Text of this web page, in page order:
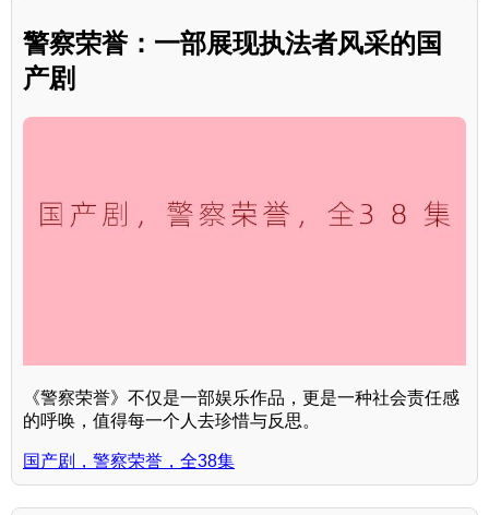
警察荣誉：一部展现执法者风采的国
产剧
《警察荣誉》不仅是一部娱乐作品，更是一种社会责任感
的呼唤，值得每一个人去珍惜与反思。
国产剧，警察荣誉，全38集